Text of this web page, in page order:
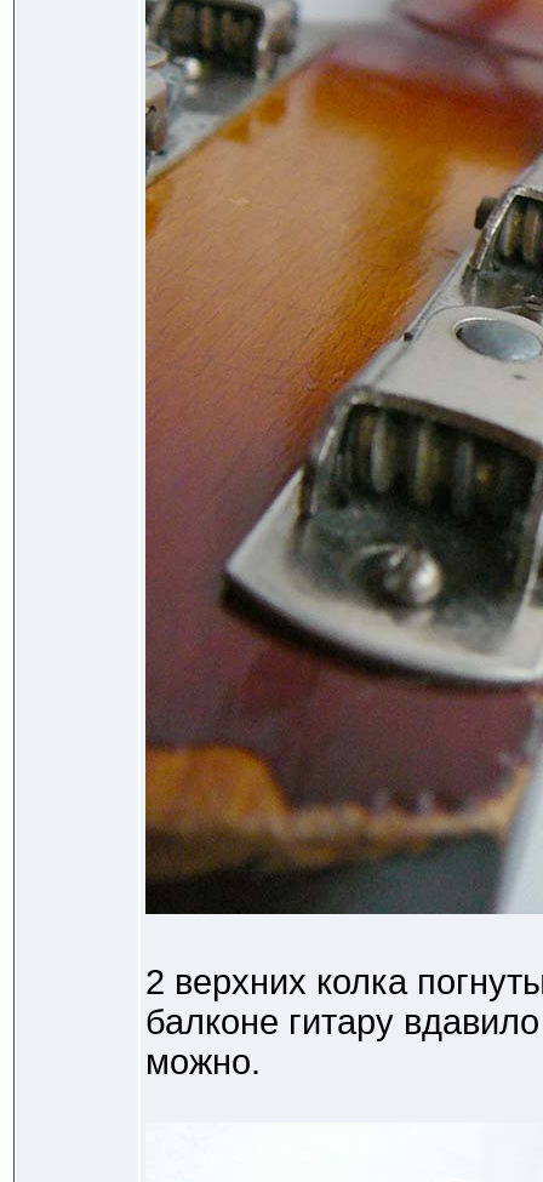
2 верхних колка
балконе гитару
можно.